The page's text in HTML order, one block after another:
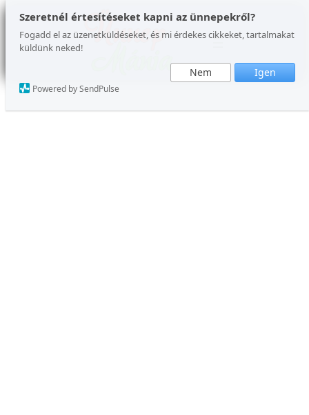
Szeretnél értesítéseket kapni az ünnepekről?
Fogadd el az üzenetküldéseket, és mi érdekes cikkeket, tartalmakat
küldünk neked!
Nem Igen
Powered by SendPulse